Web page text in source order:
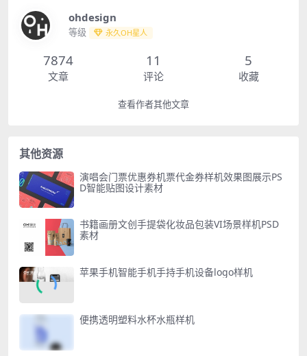
ohdesign
等级 永久OH星人
7874
文章
11
评论
5
收藏
查看作者其他文章
其他资源
演唱会门票优惠券机票代金券样机效果图展示PS
D智能贴图设计素材
书籍画册文创手提袋化妆品包装VI场景样机PSD
素材
苹果手机智能手机手持手机设备logo样机
便携透明塑料水杯水瓶样机